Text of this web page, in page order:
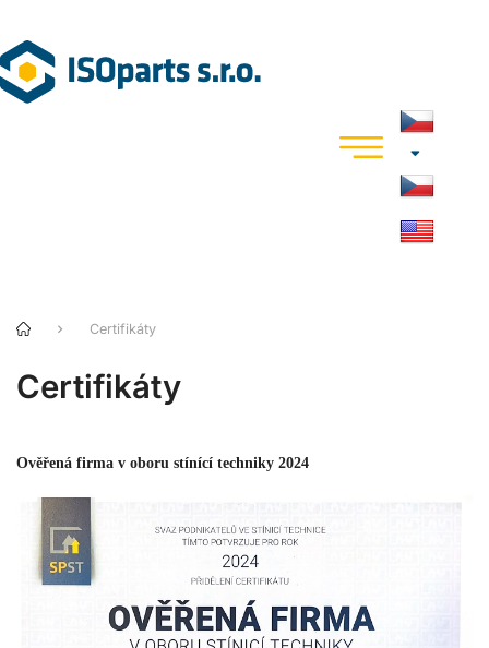
Certifikáty
Certifikáty
Ověřená firma v oboru stínící techniky 2024